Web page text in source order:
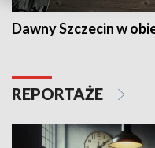
Dawny Szczecin w
REPORTAŻE